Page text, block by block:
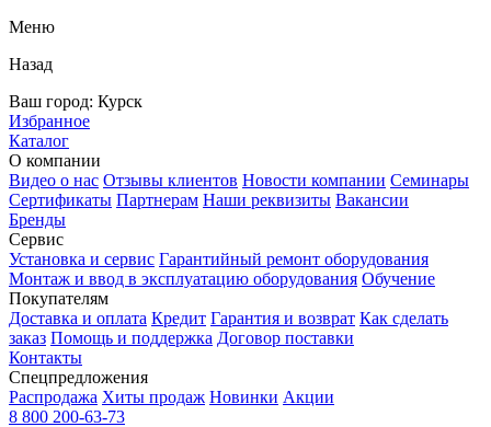
Меню
Назад
Ваш город: Курск
Избранное
Каталог
О компании
Видео о нас Отзывы клиентов Новости компании Семинары
Сертификаты Партнерам Наши реквизиты Вакансии
Бренды
Сервис
Установка и сервис Гарантийный ремонт оборудования
Монтаж и ввод в эксплуатацию оборудования Обучение
Покупателям
Доставка и оплата Кредит Гарантия и возврат Как сделать
заказ Помощь и поддержка Договор поставки
Контакты
Спецпредложения
Распродажа Хиты продаж Новинки Акции
8 800 200-63-73